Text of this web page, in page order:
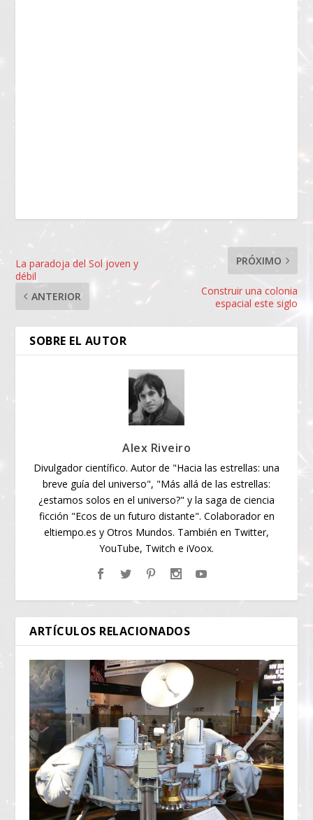
La paradoja del Sol joven y
débil
ANTERIOR
PRÓXIMO
Construir una colonia
espacial este siglo
SOBRE EL AUTOR
Alex Riveiro
Divulgador científico. Autor de "Hacia las estrellas: una
breve guía del universo", "Más allá de las estrellas:
¿estamos solos en el universo?" y la saga de ciencia
ficción "Ecos de un futuro distante". Colaborador en
eltiempo.es y Otros Mundos. También en Twitter,
YouTube, Twitch e iVoox.
ARTÍCULOS RELACIONADOS